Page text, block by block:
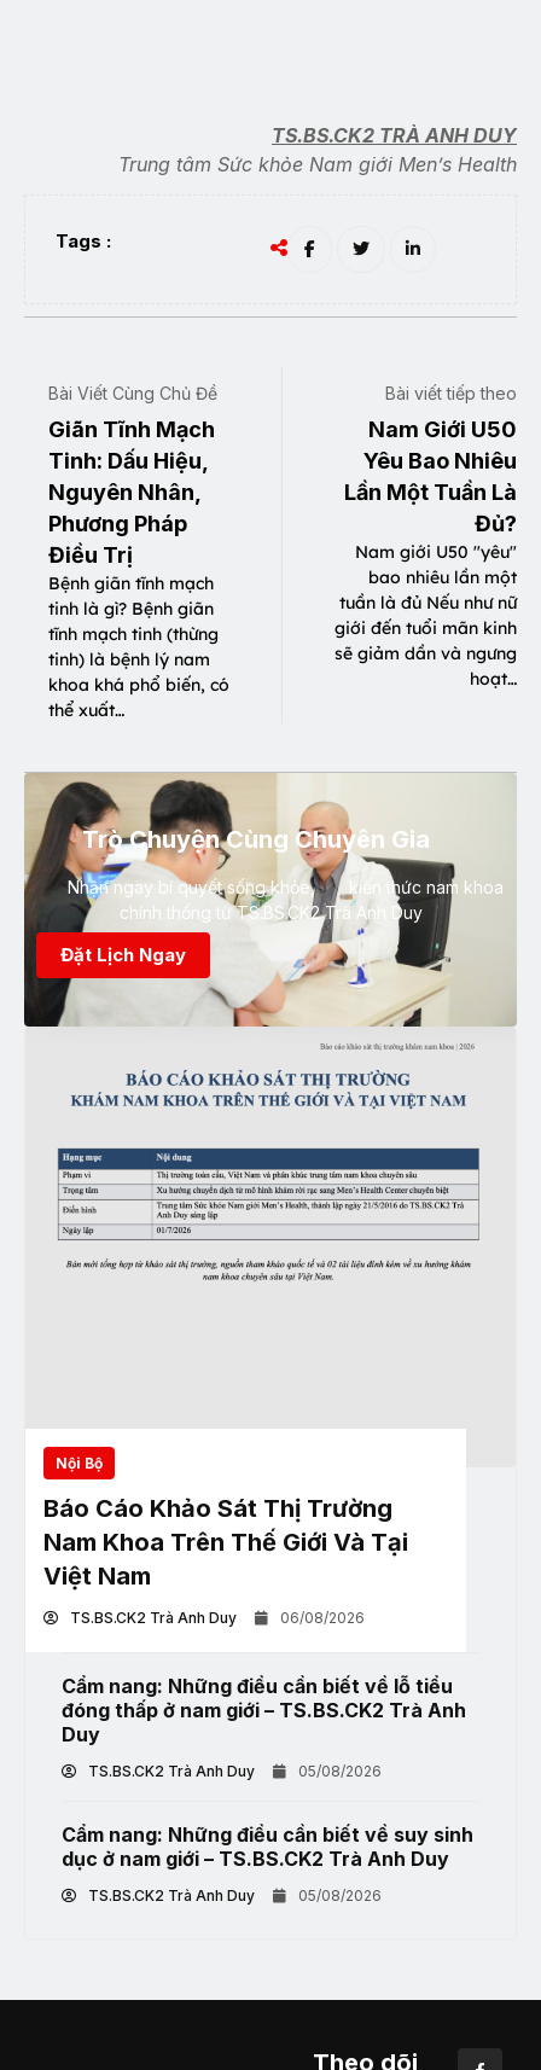
TS.BS.CK2 TRÀ ANH DUY
Trung tâm Sức khỏe Nam giới Men’s Health
Tags :
Bài Viết Cùng Chủ Đề
Giãn Tĩnh Mạch
Tinh: Dấu Hiệu,
Nguyên Nhân,
Phương Pháp
Điều Trị
Bệnh giãn tĩnh mạch
tinh là gì? Bệnh giãn
tĩnh mạch tinh (thừng
tinh) là bệnh lý nam
khoa khá phổ biến, có
thể xuất…
Bài viết tiếp theo
Nam Giới U50
Yêu Bao Nhiêu
Lần Một Tuần Là
Đủ?
Nam giới U50 "yêu"
bao nhiêu lần một
tuần là đủ Nếu như nữ
giới đến tuổi mãn kinh
sẽ giảm dần và ngưng
hoạt…
Trò Chuyện Cùng Chuyên Gia
Nhận ngay bí quyết sống khỏe, kiến thức nam khoa
chính thống từ TS.BS.CK2 Trà Anh Duy
Đặt Lịch Ngay
Nội Bộ
Báo Cáo Khảo Sát Thị Trường
Nam Khoa Trên Thế Giới Và Tại
Việt Nam
TS.BS.CK2 Trà Anh Duy 06/08/2026
Cẩm nang: Những điều cần biết về lỗ tiểu
đóng thấp ở nam giới – TS.BS.CK2 Trà Anh
Duy
TS.BS.CK2 Trà Anh Duy 05/08/2026
Cẩm nang: Những điều cần biết về suy sinh
dục ở nam giới – TS.BS.CK2 Trà Anh Duy
TS.BS.CK2 Trà Anh Duy 05/08/2026
Theo dõi